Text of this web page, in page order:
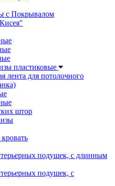
c Покрывалом
пластиковые
лента для потолочного
штор
подушек, с длинным
подушек, с